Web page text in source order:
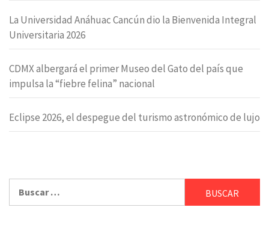
La Universidad Anáhuac Cancún dio la Bienvenida Integral
Universitaria 2026
CDMX albergará el primer Museo del Gato del país que
impulsa la “fiebre felina” nacional
Eclipse 2026, el despegue del turismo astronómico de lujo